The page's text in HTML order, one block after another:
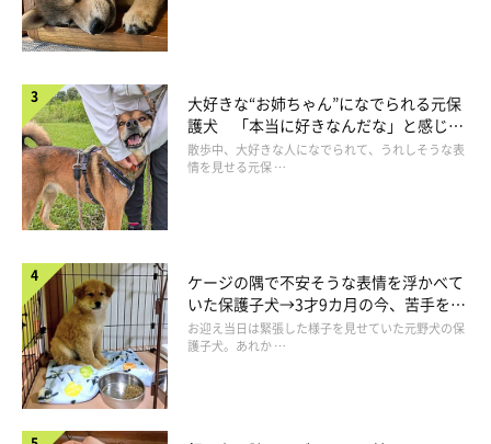
@ringoro119
りんご郎くんは「え？ そう！ それそれ！ すごい気持ちいい
撫で心地」とでもいうかのような表情に！ お口を開けちゃって
大好きな“お姉ちゃん”になでられる元保
護犬 「本当に好きなんだな」と感じる
表情にほっこり
散歩中、大好きな人になでられて、うれしそうな表
情を見せる元保 …
ケージの隅で不安そうな表情を浮かべて
いた保護子犬→3才9カ月の今、苦手を克
服し頼もしいコに成長！
お迎え当日は緊張した様子を見せていた元野犬の保
護子犬。あれか …